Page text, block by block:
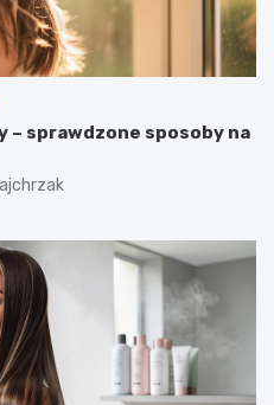
– sprawdzone sposoby na